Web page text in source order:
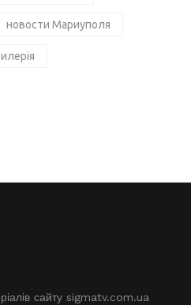
новости Мариуполя
сайту sigmatv.com.ua